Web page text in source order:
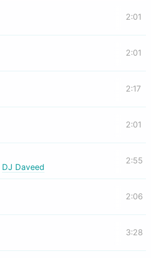
2:01
2:01
2:17
2:01
DJ Daveed
2:55
2:06
3:28